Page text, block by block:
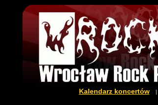
Kalendarz koncertów